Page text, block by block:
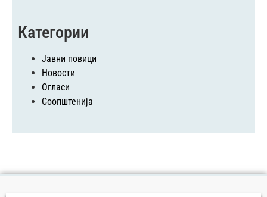
Категории
Јавни повици
Новости
Огласи
Соопштенија